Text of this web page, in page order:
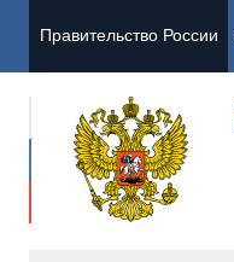
Правительство России